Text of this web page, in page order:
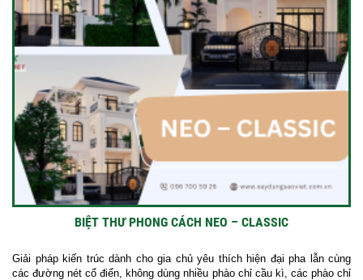
BIỆT THƯ PHONG CÁCH NEO – CLASSIC
Giải pháp kiến trúc dành cho gia chủ yêu thích hiện đại pha lẫn cùng
các đường nét cổ điển, không dùng nhiều phào chỉ cầu kì, các phào chỉ